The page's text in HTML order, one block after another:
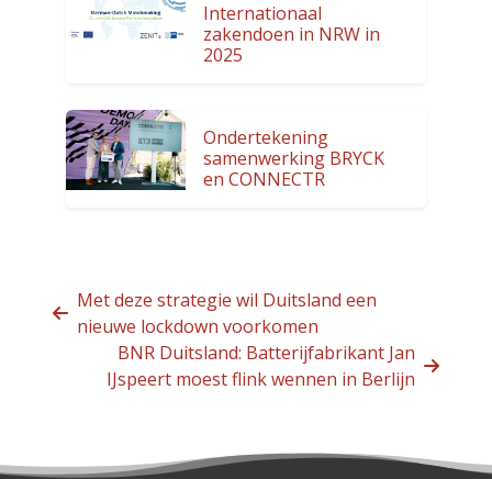
Internationaal
zakendoen in NRW in
2025
Ondertekening
samenwerking BRYCK
en CONNECTR
Met deze strategie wil Duitsland een
nieuwe lockdown voorkomen
BNR Duitsland: Batterijfabrikant Jan
IJspeert moest flink wennen in Berlijn